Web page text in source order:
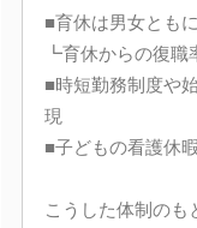
■育休は男女とも
┗育休からの復職
■時短勤務制度や
現
■子どもの看護休
こうした体制のも